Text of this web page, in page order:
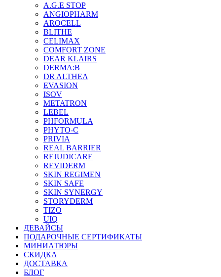
A.G.E STOP
ANGIOPHARM
AROCELL
BLITHE
CELIMAX
COMFORT ZONE
DEAR KLAIRS
DERMA:B
DR ALTHEA
EVASION
ISOV
METATRON
LEBEL
PHFORMULA
PHYTO-C
PRIVIA
REAL BARRIER
REJUDICARE
REVIDERM
SKIN REGIMEN
SKIN SAFE
SKIN SYNERGY
STORYDERM
TIZO
UIQ
ДЕВАЙСЫ
ПОДАРОЧНЫЕ СЕРТИФИКАТЫ
МИНИАТЮРЫ
СКИДКА
ДОСТАВКА
БЛОГ